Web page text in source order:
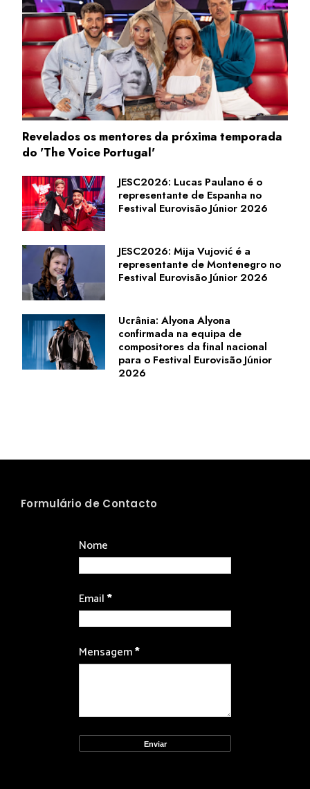
Revelados os mentores da próxima temporada
do 'The Voice Portugal'
JESC2026: Lucas Paulano é o
representante de Espanha no
Festival Eurovisão Júnior 2026
JESC2026: Mija Vujović é a
representante de Montenegro no
Festival Eurovisão Júnior 2026
Ucrânia: Alyona Alyona
confirmada na equipa de
compositores da final nacional
para o Festival Eurovisão Júnior
2026
Formulário de Contacto
Nome
Email*
Mensagem*